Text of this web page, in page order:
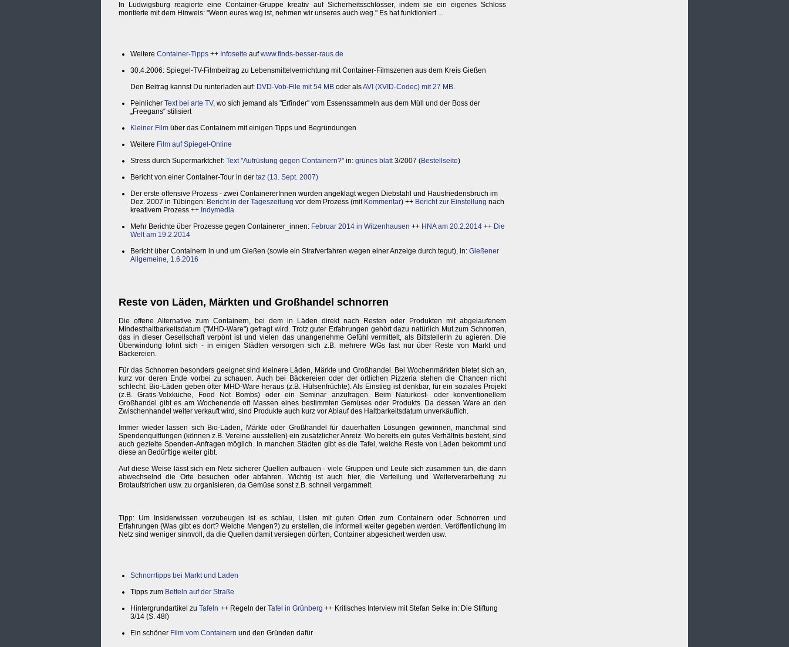
In Ludwigsburg reagierte eine Container-Gruppe kreativ auf Sicherheitsschlösser, indem sie ein eigenes Schloss
montierte mit dem Hinweis: "Wenn eures weg ist, nehmen wir unseres auch weg." Es hat funktioniert ...
Weitere Container-Tipps ++ Infoseite aufwww.finds-besser-raus.de
30.4.2006: Spiegel-TV-Filmbeitrag zu Lebensmittelvernichtung mit Container-Filmszenen aus dem Kreis Gießen
Den Beitrag kannst Du runterladen auf: DVD-Vob-File mit 54 MB oder alsAVI (XVID-Codec) mit 27 MB.
Peinlicher Text bei arte TV, wo sich jemand als "Erfinder" vom Essenssammeln aus dem Müll und der Boss der
„Freegans“ stilisiert
Kleiner Film über das Containern mit einigen Tipps und Begründungen
Weitere Film auf Spiegel-Online
Stress durch Supermarktchef: Text "Aufrüstung gegen Containern?" in: grünes blatt3/2007 (Bestellseite)
Bericht von einer Container-Tour in der taz (13. Sept. 2007)
Der erste offensive Prozess - zwei ContainererInnen wurden angeklagt wegen Diebstahl und Hausfriedensbruch im
Dez. 2007 in Tübingen: Bericht in der Tageszeitung vor dem Prozess (mit Kommentar) ++ Bericht zur Einstellung nach
kreativem Prozess ++ Indymedia
Mehr Berichte über Prozesse gegen Containerer_innen: Februar 2014 in Witzenhausen ++ HNA am 20.2.2014 ++ Die
Welt am 19.2.2014
Bericht über Containern in und um Gießen (sowie ein Strafverfahren wegen einer Anzeige durch tegut), in: Gießener
Allgemeine, 1.6.2016
Reste von Läden, Märkten und Großhandel schnorren
Die offene Alternative zum Containern, bei dem in Läden direkt nach Resten oder Produkten mit abgelaufenem
Mindesthaltbarkeitsdatum ("MHD-Ware") gefragt wird. Trotz guter Erfahrungen gehört dazu natürlich Mut zum Schnorren,
das in dieser Gesellschaft verpönt ist und vielen das unangenehme Gefühl vermittelt, als BittstellerIn zu agieren. Die
Überwindung lohnt sich - in einigen Städten versorgen sich z.B. mehrere WGs fast nur über Reste von Markt und
Bäckereien.
Für das Schnorren besonders geeignet sind kleinere Läden, Märkte und Großhandel. Bei Wochenmärkten bietet sich an,
kurz vor deren Ende vorbei zu schauen. Auch bei Bäckereien oder der örtlichen Pizzeria stehen die Chancen nicht
schlecht. Bio-Läden geben öfter MHD-Ware heraus (z.B. Hülsenfrüchte). Als Einstieg ist denkbar, für ein soziales Projekt
(z.B. Gratis-Volxküche, Food Not Bombs) oder ein Seminar anzufragen. Beim Naturkost- oder konventionellem
Großhandel gibt es am Wochenende oft Massen eines bestimmten Gemüses oder Produkts. Da dessen Ware an den
Zwischenhandel weiter verkauft wird, sind Produkte auch kurz vor Ablauf des Haltbarkeitsdatum unverkäuflich.
Immer wieder lassen sich Bio-Läden, Märkte oder Großhandel für dauerhaften Lösungen gewinnen, manchmal sind
Spendenquittungen (können z.B. Vereine ausstellen) ein zusätzlicher Anreiz. Wo bereits ein gutes Verhältnis besteht, sind
auch gezielte Spenden-Anfragen möglich. In manchen Städten gibt es die Tafel, welche Reste von Läden bekommt und
diese an Bedürftige weiter gibt.
Auf diese Weise lässt sich ein Netz sicherer Quellen aufbauen - viele Gruppen und Leute sich zusammen tun, die dann
abwechselnd die Orte besuchen oder abfahren. Wichtig ist auch hier, die Verteilung und Weiterverarbeitung zu
Brotaufstrichen usw. zu organisieren, da Gemüse sonst z.B. schnell vergammelt.
Tipp: Um Insiderwissen vorzubeugen ist es schlau, Listen mit guten Orten zum Containern oder Schnorren und
Erfahrungen (Was gibt es dort? Welche Mengen?) zu erstellen, die informell weiter gegeben werden. Veröffentlichung im
Netz sind weniger sinnvoll, da die Quellen damit versiegen dürften, Container abgesichert werden usw.
Schnorrtipps bei Markt und Laden
Tipps zum Betteln auf der Straße
Hintergrundartikel zu Tafeln ++ Regeln der Tafel in Grünberg ++ Kritisches Interview mit Stefan Selke in: Die Stiftung
3/14 (S. 48f)
Ein schöner Film vom Containern und den Gründen dafür